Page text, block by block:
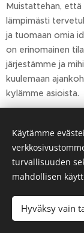
Muistattehan, että
lämpimästi
ja tuomaan omia
on erinomainen
järjestämme ja
kuulemaan
kylämme asioista.
Share
Käytämme
turvallisuuden
mahdollisen
Hyväksy vain